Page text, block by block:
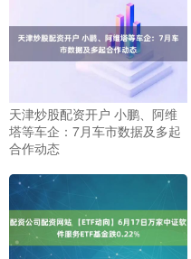
天津炒股配资开户 小鹏、阿维
塔等车企：7月车市数据及多起
合作动态